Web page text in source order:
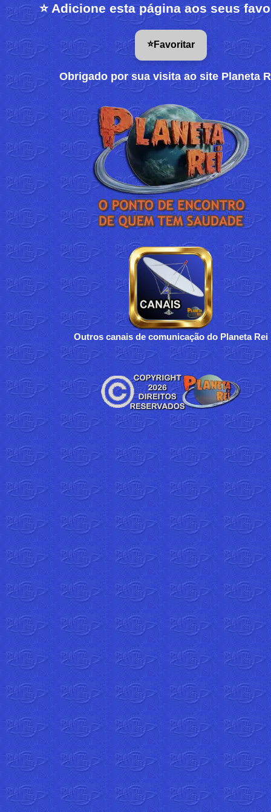
⭐ Adicione esta página aos seus
⭐Favoritar
Obrigado por sua visita ao site Planeta
Outros canais de comunicação do Planeta Rei